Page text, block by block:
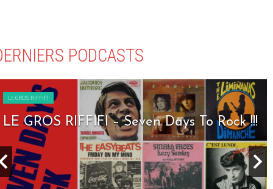
PODCASTS
LE GROS RIFFIFI
LE GROS RIFFIFI – Seven Days To Rock !!!